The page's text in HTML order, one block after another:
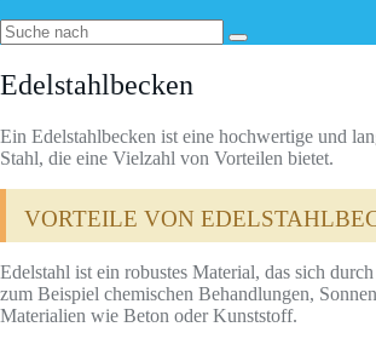
Edelstahlbecken
Ein Edelstahlbecken ist eine hochwertige und
Stahl, die eine Vielzahl von Vorteilen bietet.
VORTEILE VON
Edelstahl ist ein robustes Material, das sich durch
zum Beispiel chemischen Behandlungen,
Materialien wie Beton oder Kunststoff.